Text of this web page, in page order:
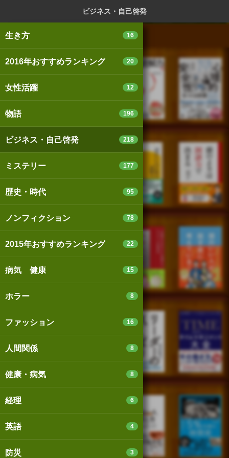
ビジネス・自己啓発
生き方 16
2016年おすすめランキング 20
女性活躍 12
物語 196
ビジネス・自己啓発 218
ミステリー 177
歴史・時代 95
ノンフィクション 78
2015年おすすめランキング 22
病気 健康 15
ホラー 8
ファッション 16
人間関係 8
健康・病気 8
経理 6
英語 4
防災 3
パソコン版
個人情報保護基本方針
Cookie等の利用に関するガイドライン
サイトアクセス情報の取得について
法人・プレスお問い合わせ 運営会社
※本サイトはアフィリエイトプログラムによる収益を得ていま